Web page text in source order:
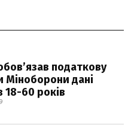
податкову
Міноборони дані
18-60 років